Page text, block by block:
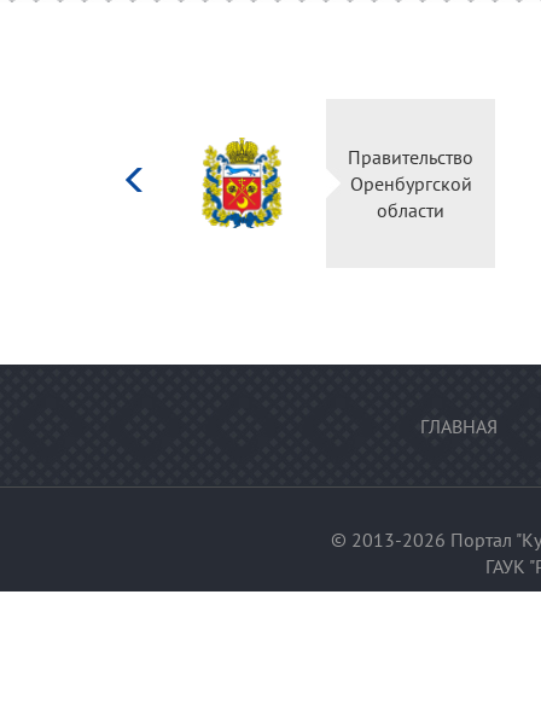
Правительство
Оренбургской
области
ГЛАВНАЯ
© 2013-2026 Портал
ГАУК